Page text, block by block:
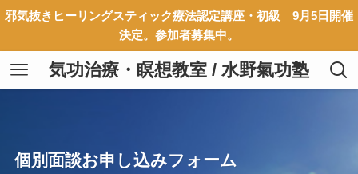
邪気抜きヒーリングスティック療法認定講座・初級 9月5日開催
決定。参加者募集中。
気功治療・瞑想教室 / 水野氣功塾
個別面談お申し込みフォーム